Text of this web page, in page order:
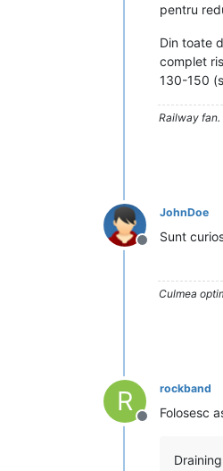
pentru
Din toate
complet
130-150
Railway
Deconectat
JohnDoe
Sunt
Culmea
R
Deconectat
rockband
Folosesc